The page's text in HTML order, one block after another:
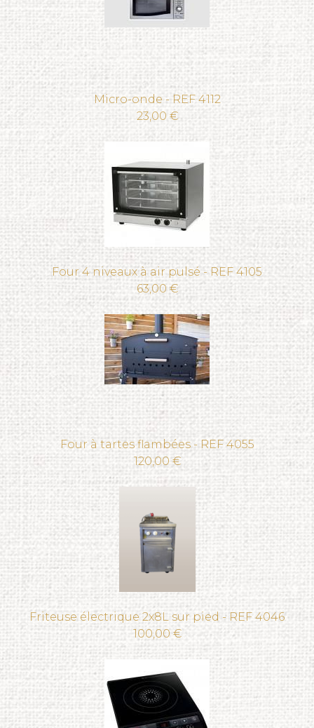
Micro-onde - REF 4112
23,00 €
Four 4 niveaux à air pulsé - REF 4105
63,00 €
Four à tartes flambées - REF 4055
120,00 €
Friteuse électrique 2x8L sur pied - REF 4046
100,00 €